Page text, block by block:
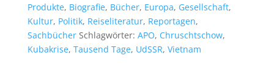
Produkte, Biografie, Bücher, Europa, Gesellschaft,
Kultur, Politik, Reiseliteratur, Reportagen,
Sachbücher Schlagwörter: APO, Chruschtschow,
Kubakrise, Tausend Tage, UdSSR, Vietnam